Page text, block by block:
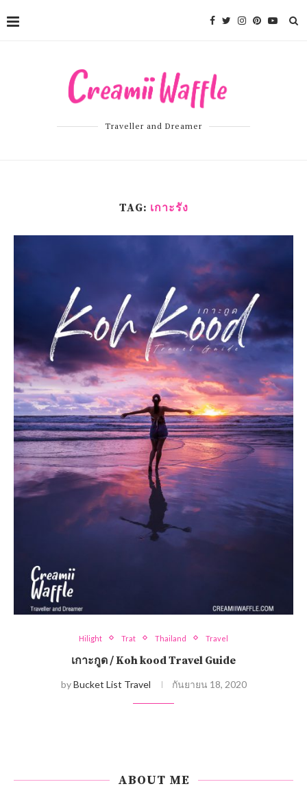
Traveller and Dreamer
TAG: เกาะรัง
Hilight Trat Thailand Travel
เกาะกูด / Koh kood Travel Guide
byBucket List Travel กันยายน 18, 2020
ABOUT ME